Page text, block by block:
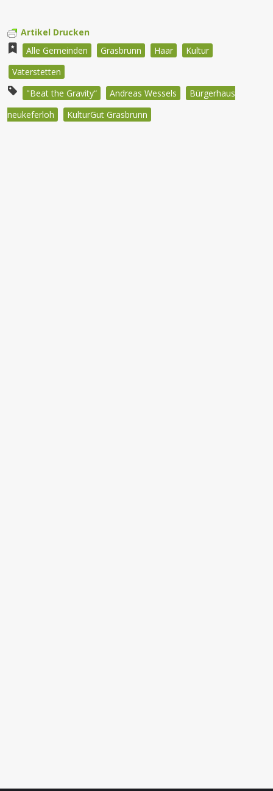
Artikel Drucken
Alle Gemeinden
Grasbrunn Haar
Kultur
Vaterstetten
"Beat the Gravity“
Andreas Wessels
Bürgerhaus
neukeferloh
KulturGut Grasbrunn